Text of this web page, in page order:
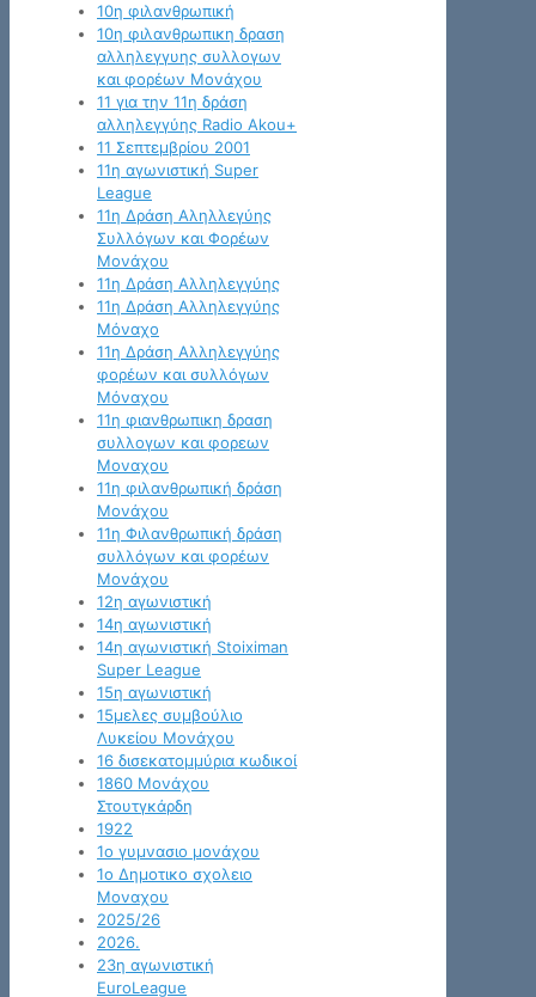
10η φιλανθρωπική
10η φιλανθρωπικη δραση
αλληλεγγυης συλλογων
και φορέων Μονάχου
11 για την 11η δράση
αλληλεγγύης Radio Akou+
11 Σεπτεμβρίου 2001
11η αγωνιστική Super
League
11η Δράση Αληλλεγύης
Συλλόγων και Φορέων
Μονάχου
11η Δράση Αλληλεγγύης
11η Δράση Αλληλεγγύης
Μόναχο
11η Δράση Αλληλεγγύης
φορέων και συλλόγων
Μόναχου
11η φιανθρωπικη δραση
συλλογων και φορεων
Μοναχου
11η φιλανθρωπική δράση
Μονάχου
11η Φιλανθρωπική δράση
συλλόγων και φορέων
Μονάχου
12η αγωνιστική
14η αγωνιστική
14η αγωνιστική Stoiximan
Super League
15η αγωνιστική
15μελες συμβούλιο
Λυκείου Μονάχου
16 δισεκατομμύρια κωδικοί
1860 Μονάχου
Στουτγκάρδη
1922
1ο γυμνασιο μονάχου
1ο Δημοτικο σχολειο
Μοναχου
2025/26
2026.
23η αγωνιστική
EuroLeague